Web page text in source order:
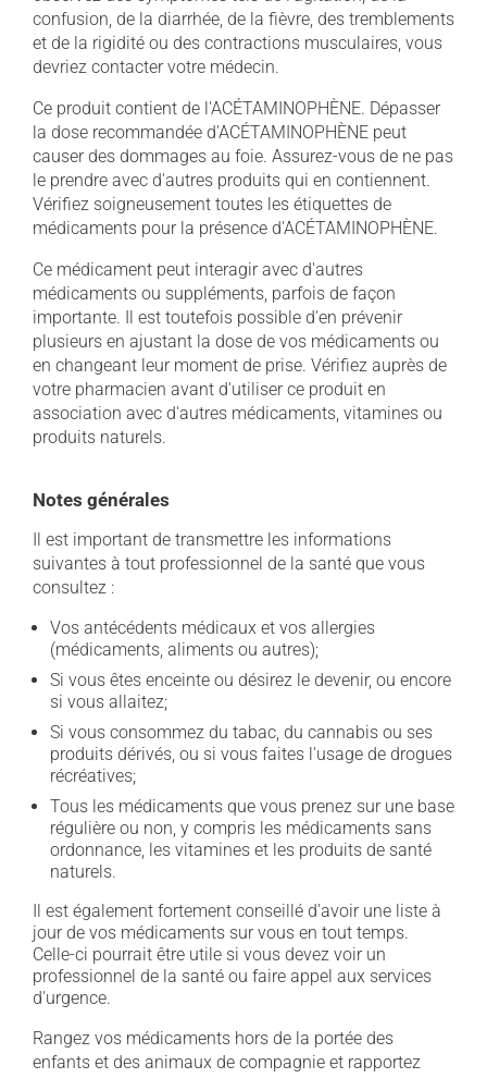
confusion, de la diarrhée, de la fièvre, des tremblements
et de la rigidité ou des contractions musculaires, vous
devriez contacter votre médecin.
Ce produit contient de l'ACÉTAMINOPHÈNE. Dépasser
la dose recommandée d'ACÉTAMINOPHÈNE peut
causer des dommages au foie. Assurez-vous de ne pas
le prendre avec d'autres produits qui en contiennent.
Vérifiez soigneusement toutes les étiquettes de
médicaments pour la présence d'ACÉTAMINOPHÈNE.
Ce médicament peut interagir avec d'autres
médicaments ou suppléments, parfois de façon
importante. Il est toutefois possible d'en prévenir
plusieurs en ajustant la dose de vos médicaments ou
en changeant leur moment de prise. Vérifiez auprès de
votre pharmacien avant d'utiliser ce produit en
association avec d'autres médicaments, vitamines ou
produits naturels.
Notes générales
Il est important de transmettre les informations
suivantes à tout professionnel de la santé que vous
consultez :
Vos antécédents médicaux et vos allergies
(médicaments, aliments ou autres);
Si vous êtes enceinte ou désirez le devenir, ou encore
si vous allaitez;
Si vous consommez du tabac, du cannabis ou ses
produits dérivés, ou si vous faites l'usage de drogues
récréatives;
Tous les médicaments que vous prenez sur une base
régulière ou non, y compris les médicaments sans
ordonnance, les vitamines et les produits de santé
naturels.
Il est également fortement conseillé d'avoir une liste à
jour de vos médicaments sur vous en tout temps.
Celle-ci pourrait être utile si vous devez voir un
professionnel de la santé ou faire appel aux services
d'urgence.
Rangez vos médicaments hors de la portée des
enfants et des animaux de compagnie et rapportez